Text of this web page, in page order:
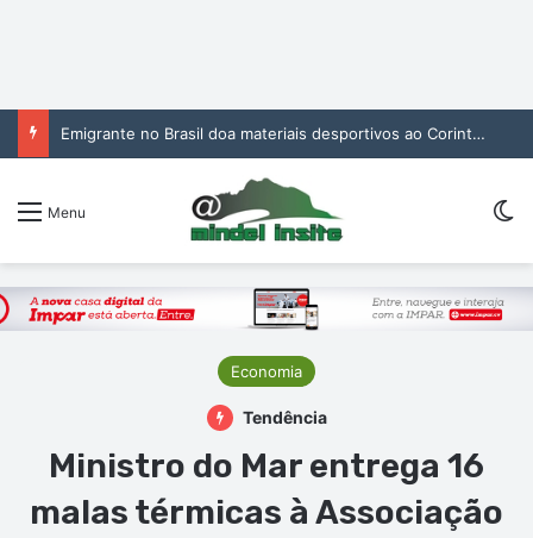
Emigrante no Brasil doa materiais desportivos ao Corinthians de São Vicente
Menu
Economia
Tendência
Ministro do Mar entrega 16
malas térmicas à Associação